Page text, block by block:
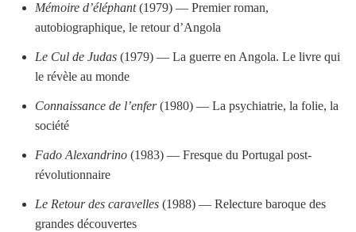
Mémoire d’éléphant(1979) — Premier roman,
autobiographique, le retour d’Angola
Le Cul de Judas (1979) — La guerre en Angola. Le livre qui
le révèle au monde
Connaissance de l’enfer(1980) — La psychiatrie, la folie, la
société
Fado Alexandrino (1983) — Fresque du Portugal post-
révolutionnaire
Le Retour des caravelles (1988) — Relecture baroque des
grandes découvertes